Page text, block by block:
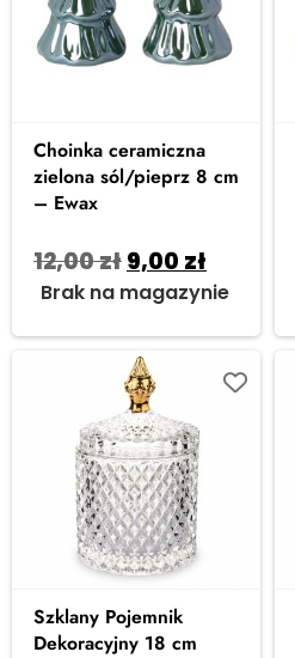
Choinka ceramiczna
zielona sól/pieprz 8 cm
– Ewax
12,00zł9,00 zł
Brak na magazynie
Szklany Pojemnik
Dekoracyjny 18 cm